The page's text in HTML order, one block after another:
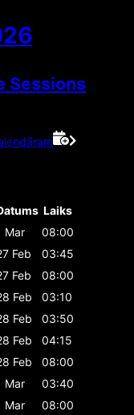
Sessions
Laiks
Mar
08:00
Feb
03:45
Feb
08:00
Feb
03:10
Feb
03:50
Feb
04:15
Feb
08:00
Mar
03:40
Mar
08:00